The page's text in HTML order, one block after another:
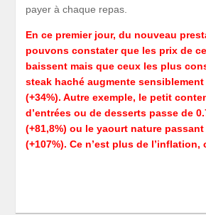
payer à chaque repas.
En ce premier jour, du nouveau
pouvons constater que les prix de
baissent mais que ceux les plus
steak haché augmente sensiblement
(+34%). Autre exemple, le petit
d’entrées ou de desserts passe de
(+81,8%) ou le yaourt nature passant
(+107%). Ce n’est plus de